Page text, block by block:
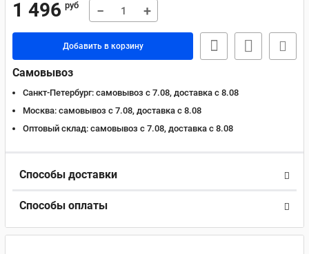
1 496 руб − +
Добавить в корзину
Самовывоз
Санкт-Петербург: самовывоз с 7.08, доставка c 8.08
Москва: самовывоз с 7.08, доставка c 8.08
Оптовый склад: самовывоз с 7.08, доставка c 8.08
Способы доставки
Способы оплаты